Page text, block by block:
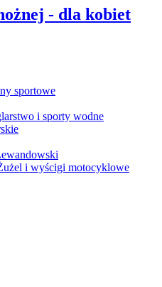
- dla kobiet
sportowe
i sporty wodne
i wyścigi motocyklowe